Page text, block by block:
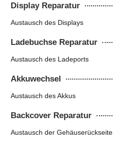
Display Reparatur
Austausch des Displays
Ladebuchse Reparatur
Austausch des Ladeports
Akkuwechsel
Austausch des Akkus
Backcover Reparatur
Austausch der Gehäuserückseite